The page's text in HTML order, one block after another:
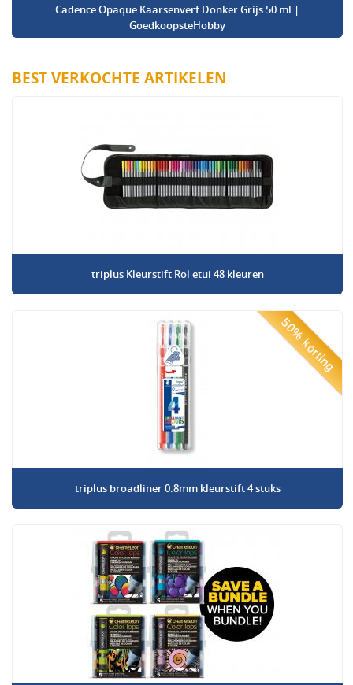
Cadence Opaque Kaarsenverf Donker Grijs 50 ml |
GoedkoopsteHobby
BEST VERKOCHTE ARTIKELEN
triplus Kleurstift Rol etui 48 kleuren
50% korting
triplus broadliner 0.8mm kleurstift 4 stuks